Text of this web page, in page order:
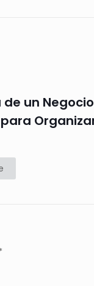
un